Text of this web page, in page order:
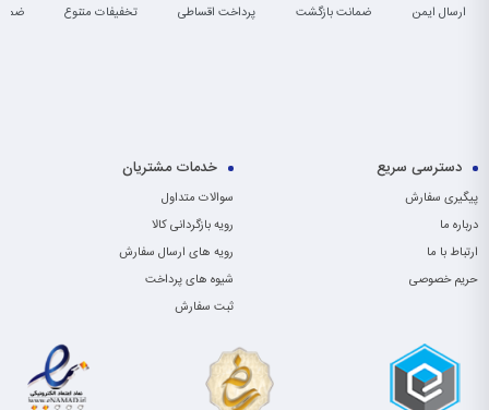
ارسال ایمن ضمانت بازگشت پرداخت اقساطی تخفیفات متنوع
دسترسی سریع
پیگیری سفارش
درباره ما
ارتباط با ما
حریم خصوصی
خدمات مشتریان
سوالات متداول
رویه بازگردانی کالا
رویه های ارسال سفارش
شیوه های پرداخت
ثبت سفارش